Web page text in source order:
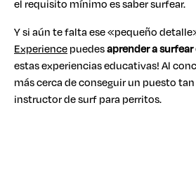
el requisito mínimo es saber surfear.
Y si aún te falta ese «pequeño
Experiencepuedesaprender a surfear
estas experiencias educativas! Al
más cerca de conseguir un puesto
instructor de surf para perritos.